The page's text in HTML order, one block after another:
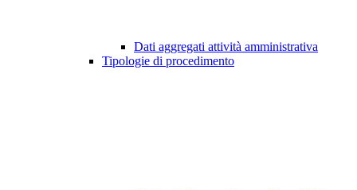
Dati aggregati attività amministrativa
Tipologie di procedimento